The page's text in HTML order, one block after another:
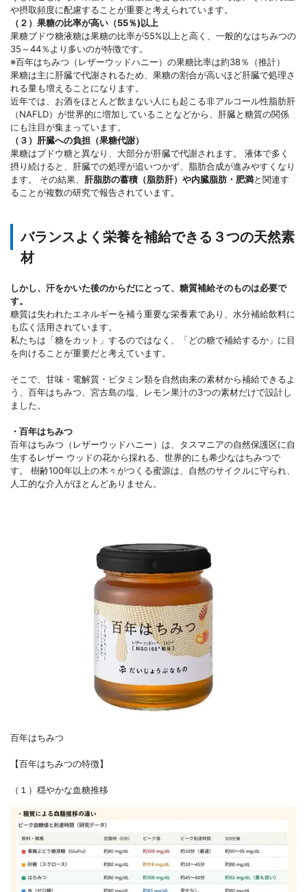
や摂取頻度に配慮することが重要と考えられています。
（２）果糖の比率が高い（55％)以上
果糖ブドウ糖液糖は果糖の比率が55%以上と高く、一般的なはちみつの
35～44％より多いのが特徴です。
※百年はちみつ（レザーウッドハニー）の果糖比率は約38％（推計）
果糖は主に肝臓で代謝されるため、果糖の割合が高いほど肝臓で処理さ
れる量も増えることになります。
近年では、お酒をほとんど飲まない人にも起こる非アルコール性脂肪肝
（NAFLD）が世界的に増加していることなどから、肝臓と糖質の関係
にも注目が集まっています。
（３）肝臓への負担（果糖代謝）
果糖はブドウ糖と異なり、大部分が肝臓で代謝されます。 液体で多く
摂り続けると、肝臓での処理が追いつかず、脂肪合成が進みやすくなり
ます。 その結果、 肝脂肪の蓄積（脂肪肝）や内臓脂肪・肥満と関連す
ることが複数の研究で報告されています。
バランスよく栄養を補給できる３つの天然素
材
しかし、汗をかいた後のからだにとって、糖質補給そのものは必要で
す。
糖質は失われたエネルギーを補う重要な栄養素であり、水分補給飲料に
も広く活用されています。
私たちは「糖をカット」するのではなく、「どの糖で補給するか」に目
を向けることが重要だと考えています。
そこで、甘味・電解質・ビタミン類を自然由来の素材から補給できるよ
う、百年はちみつ、宮古島の塩、レモン果汁の3つの素材だけで設計し
ました。
・百年はちみつ
百年はちみつ（レザーウッドハニー）は、タスマニアの自然保護区に自
生するレザー ウッドの花から採れる、世界的にも希少なはちみつで
す。 樹齢100年以上の木々がつくる蜜源は、自然のサイクルに守られ、
人工的な介入がほとんどありません。
百年はちみつ
【百年はちみつの特徴】
（１）穏やかな血糖推移